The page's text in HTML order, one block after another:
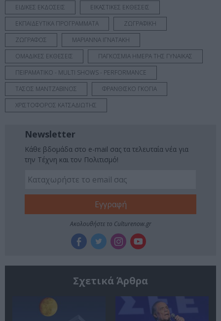
ΕΙΔΙΚΕΣ ΕΚΔΟΣΕΙΣ
ΕΙΚΑΣΤΙΚΕΣ ΕΚΘΕΣΕΙΣ
ΕΚΠΑΙΔΕΥΤΙΚΑ ΠΡΟΓΡΑΜΜΑΤΑ
ΖΩΓΡΑΦΙΚΗ
ΖΩΓΡΑΦΟΣ
ΜΑΡΙΑΝΝΑ ΙΓΝΑΤΑΚΗ
ΟΜΑΔΙΚΕΣ ΕΚΘΕΣΕΙΣ
ΠΑΓΚΟΣΜΙΑ ΗΜΕΡΑ ΤΗΣ ΓΥΝΑΙΚΑΣ
ΠΕΙΡΑΜΑΤΙΚΟ - MULTI SHOWS - PERFORMANCE
ΤΑΣΟΣ ΜΑΝΤΖΑΒΙΝΟΣ
ΦΡΑΝΘΙΣΚΟ ΓΚΟΓΙΑ
ΧΡΙΣΤΟΦΟΡΟΣ ΚΑΤΣΑΔΙΩΤΗΣ
Newsletter
Κάθε βδομάδα στο e-mail σας τα τελευταία νέα για
την Τέχνη και τον Πολιτισμό!
Ακολουθήστε το Culturenow.gr
Σχετικά Άρθρα